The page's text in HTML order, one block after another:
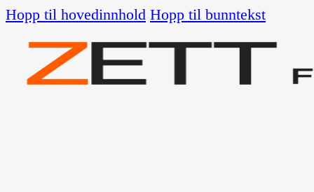
Hopp til hovedinnhold Hopp til bunntekst